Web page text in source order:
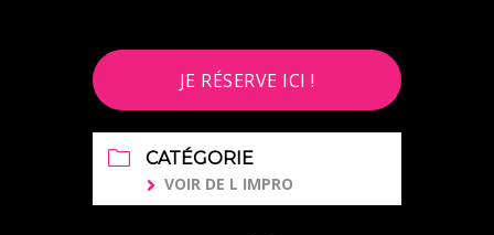
JE RÉSERVE ICI !
CATÉGORIE
VOIR DE L IMPRO